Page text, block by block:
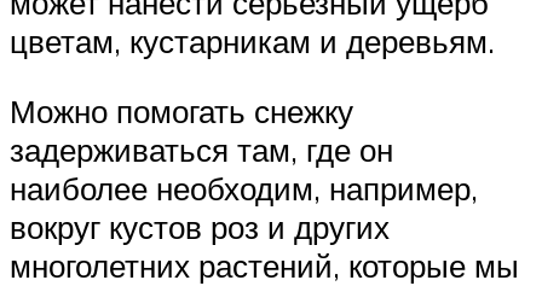
цветам, кустарникам и деревьям.
Можно помогать снежку
задерживаться там, где он
наиболее необходим, например,
вокруг кустов роз и других
многолетних растений, которые мы